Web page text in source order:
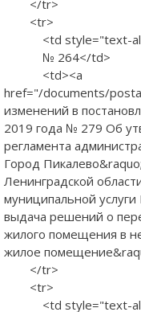
</tr>
<tr>
<td style="text-
№ 264</td>
<td><a
href="/documents/
изменений в
2019 года № 279 Об
регламента
Город
Ленинградской
муниципальной
выдача решений о
жилого помещения в
жилое
</tr>
<tr>
<td style="text-